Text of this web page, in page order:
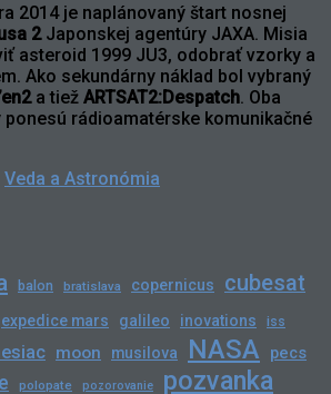
2014 je naplánovaný štart nosnej
2Japonskej agentúry JAXA. Misia
asteroid 1999 JU3, odobrať vzorky a
Ako sekundárny náklad bol vybraný
a tiež ARTSAT2:Despatch. Oba
rádioamatérske komunikačné
Veda a Astronómia
balon bratislava copernicus cubesat
expedice mars galileo inovations iss
moon musilova NASA pecs
polopate pozorovanie pozvanka